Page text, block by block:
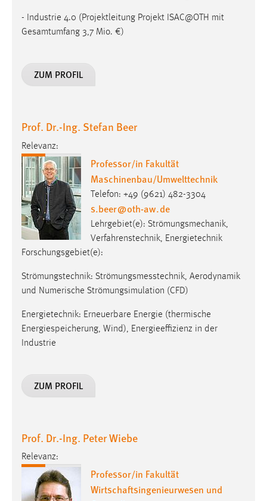
- Industrie 4.0 (Projektleitung Projekt ISAC@OTH mit
Gesamtumfang 3,7 Mio. €)
ZUM PROFIL
Prof. Dr.-Ing. Stefan Beer
Relevanz:
Professor/in Fakultät
Maschinenbau/Umwelttechnik
Telefon: +49 (9621) 482-3304
s.beer@oth-aw.de
Lehrgebiet(e): Strömungsmechanik,
Verfahrenstechnik, Energietechnik
Forschungsgebiet(e):
Strömungstechnik: Strömungsmesstechnik, Aerodynamik
und Numerische Strömungsimulation (CFD)
Energietechnik: Erneuerbare Energie (thermische
Energiespeicherung, Wind), Energieeffizienz in der
Industrie
ZUM PROFIL
Prof. Dr.-Ing. Peter Wiebe
Relevanz:
Professor/in Fakultät
Wirtschaftsingenieurwesen und